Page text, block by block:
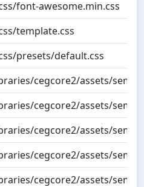
font-awesome.min.css
template.css
presets/default.css
cegcore2/assets/
cegcore2/assets/
cegcore2/assets/
cegcore2/assets/
cegcore2/assets/